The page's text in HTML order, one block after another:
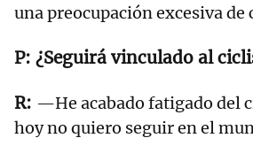
una preocupación excesiva de
¿Seguirá vinculado al
—He acabado fatigado del
hoy no quiero seguir en el